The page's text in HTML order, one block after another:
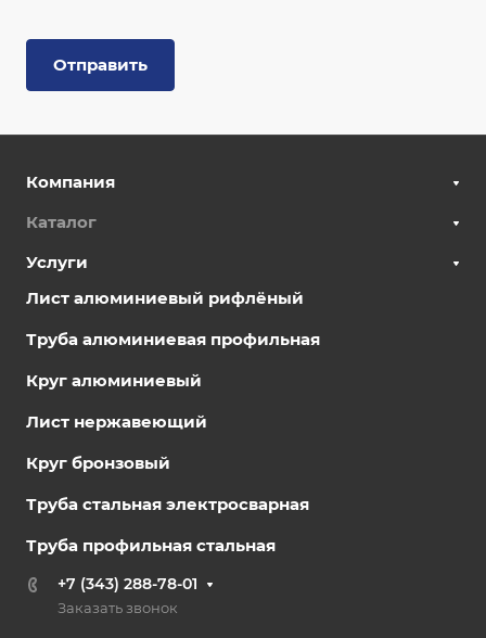
Отправить
Компания
Каталог
Услуги
Лист алюминиевый рифлёный
Труба алюминиевая профильная
Круг алюминиевый
Лист нержавеющий
Круг бронзовый
Труба стальная электросварная
Труба профильная стальная
+7 (343) 288-78-01
Заказать звонок